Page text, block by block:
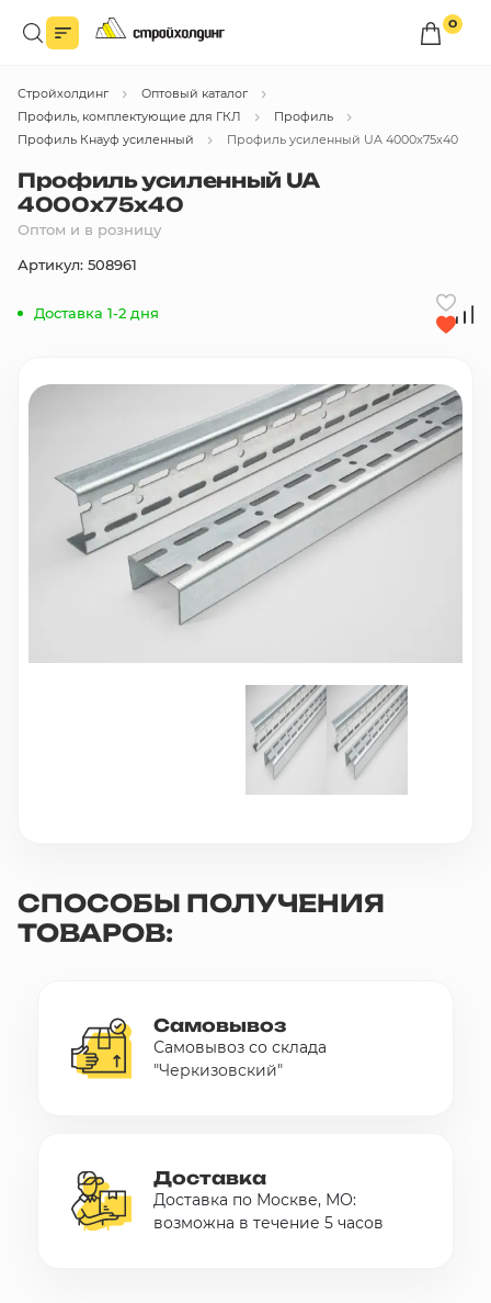
0
Войдите в личный кабинет
Вы сможете оформлять заказы по оптовым ценам.
Каталог товаров
В корзину
10 000 ₽
Минимальный заказ
+7(495) 988-86-47
sales@stroyholding.ru
Max
Оплата
Все бренды
Стройхолдинг
Оптовый каталог
Профиль, комплектующие для ГКЛ
Профиль
Профиль Кнауф усиленный
Профиль усиленный UA 4000х75х40
Профиль усиленный UA
4000х75х40
Оптом и в розницу
Артикул: 508961
Доставка 1-2 дня
СПОСОБЫ ПОЛУЧЕНИЯ
ТОВАРОВ:
Самовывоз
Самовывоз со склада
"Черкизовский"
Доставка
Доставка по Москве, МО:
возможна в течение 5 часов